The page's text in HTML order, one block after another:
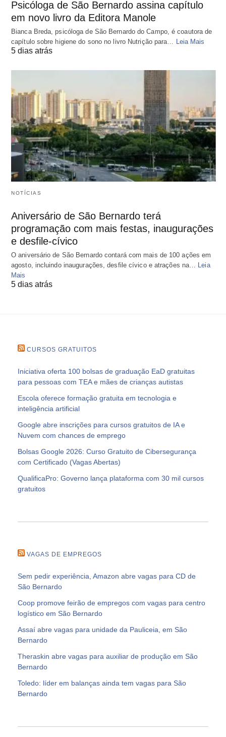
Psicóloga de São Bernardo assina capítulo
em novo livro da Editora Manole
Bianca Breda, psicóloga de São Bernardo do Campo, é coautora de
capítulo sobre higiene do sono no livro Nutrição para…
Leia Mais
5 dias atrás
NOTÍCIAS
Aniversário de São Bernardo terá
programação com mais festas, inaugurações
e desfile-cívico
O aniversário de São Bernardo contará com mais de 100 ações em
agosto, incluindo inaugurações, desfile cívico e atrações na… Leia
Mais
5 dias atrás
CURSOS GRATUITOS
Iniciativa oferta 100 bolsas de graduação EaD gratuitas
para pessoas com TEA e mães de crianças autistas
Escola oferece formação gratuita em tecnologia e
inteligência artificial
Google abre inscrições para cursos gratuitos de IA e
Nuvem com chances de emprego
Bolsas Google 2026: Curso Gratuito de Cibersegurança
com Certificado (Vagas Abertas)
QualificaPro: Governo lança plataforma com 30 mil cursos
gratuitos
VAGAS DE EMPREGOS
Sem pedir experiência, Amazon abre vagas para CD de
São Bernardo
Coop promove feirão de empregos com vagas para centro
logístico em São Bernardo
Assaí abre vagas para unidade da Pauliceia, em São
Bernardo
Theraskin abre vagas para auxiliar de produção em São
Bernardo
Toledo: líder em balanças ainda tem vagas para São
Bernardo